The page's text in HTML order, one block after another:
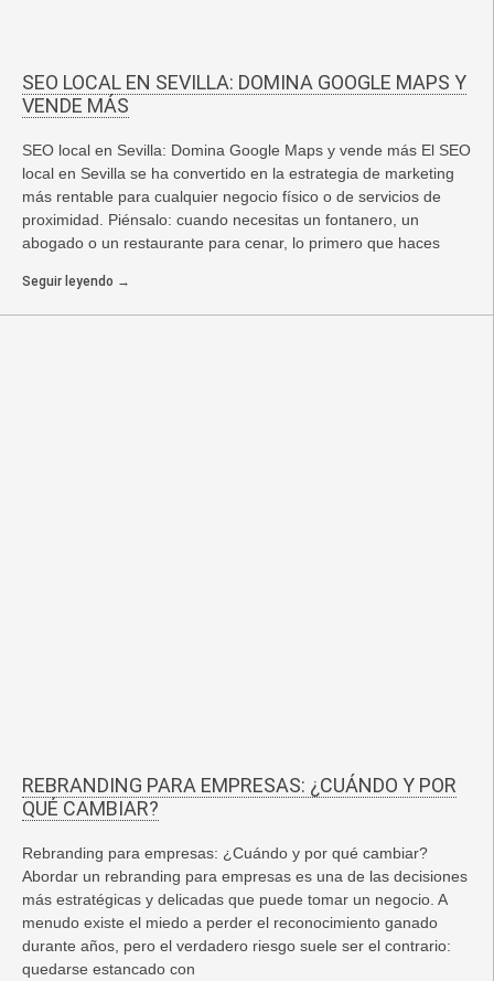
SEO LOCAL EN SEVILLA: DOMINA GOOGLE MAPS Y
VENDE MÁS
SEO local en Sevilla: Domina Google Maps y vende más El SEO
local en Sevilla se ha convertido en la estrategia de marketing
más rentable para cualquier negocio físico o de servicios de
proximidad. Piénsalo: cuando necesitas un fontanero, un
abogado o un restaurante para cenar, lo primero que haces
Seguir leyendo →
REBRANDING PARA EMPRESAS: ¿CUÁNDO Y POR
QUÉ CAMBIAR?
Rebranding para empresas: ¿Cuándo y por qué cambiar?
Abordar un rebranding para empresas es una de las decisiones
más estratégicas y delicadas que puede tomar un negocio. A
menudo existe el miedo a perder el reconocimiento ganado
durante años, pero el verdadero riesgo suele ser el contrario:
quedarse estancado con